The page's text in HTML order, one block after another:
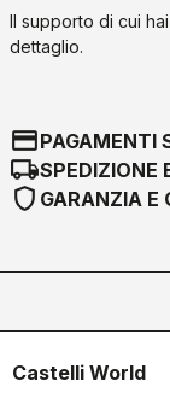
Il supporto di cui
dettaglio.
credit_cardPAGAMENTI
local_shippingSPEDIZIONE
shield GARANZIA E
Castelli World